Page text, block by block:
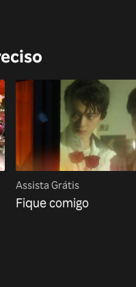
Assista Grátis
Fique comigo